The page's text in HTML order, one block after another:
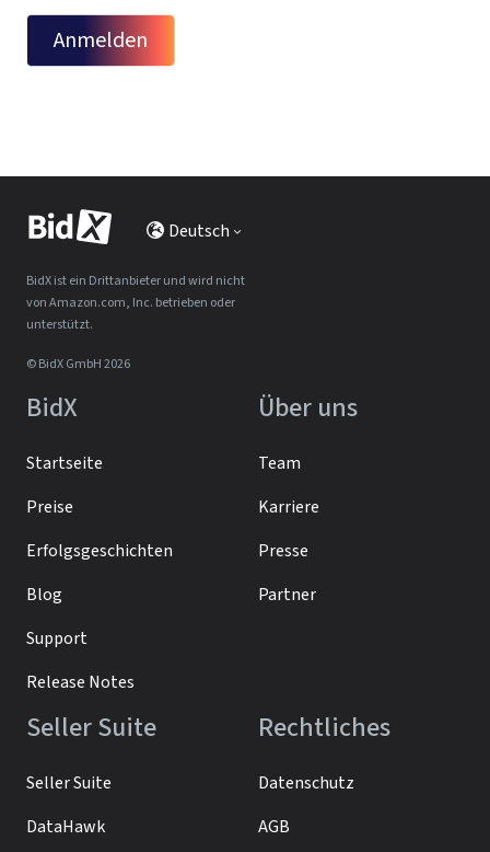
Anmelden
Deutsch
BidX ist ein Drittanbieter und wird nicht
von Amazon.com, Inc. betrieben oder
unterstützt.
© BidX GmbH 2026
BidX
Startseite
Preise
Erfolgsgeschichten
Blog
Support
Release Notes
Über uns
Team
Karriere
Presse
Partner
Seller Suite
Seller Suite
DataHawk
Rechtliches
Datenschutz
AGB